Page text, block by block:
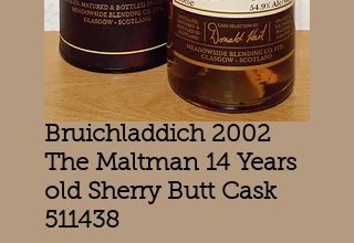
Bruichladdich 2002
The Maltman 14 Years
old Sherry Butt Cask
511438